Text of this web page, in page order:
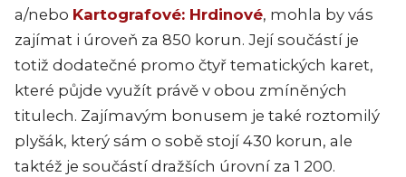
a/nebo Kartografové: Hrdinové, mohla by vás
zajímat i úroveň za 850 korun. Její součástí je
totiž dodatečné promo čtyř tematických karet,
které půjde využít právě v obou zmíněných
titulech. Zajímavým bonusem je také roztomilý
plyšák, který sám o sobě stojí 430 korun, ale
taktéž je součástí dražších úrovní za 1 200.